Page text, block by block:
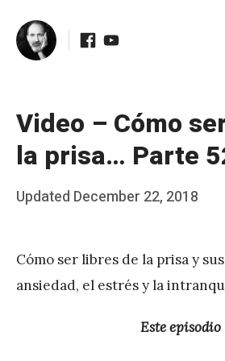
content
Facebook
Youtube
Video – Cómo
la prisa… Parte
Posted
Updated December 22, 2018
b
J
A
Cómo ser libres de la prisa y
ansiedad, el estrés y la
Este episodio